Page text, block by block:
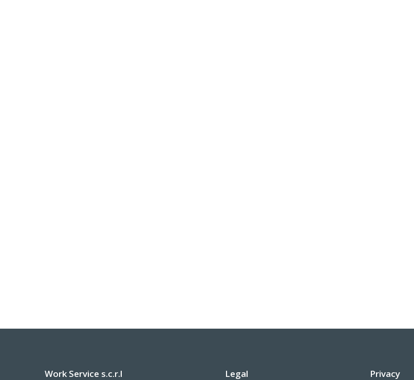
Work Service s.c.r.l Legal Privacy